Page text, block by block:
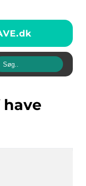
dk
have